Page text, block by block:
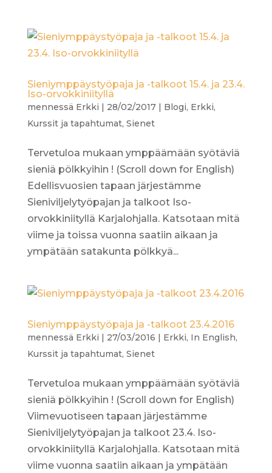
Sieniymppäystyöpaja ja -talkoot 15.4. ja 23.4.
Iso-orvokkiniityllä
mennessä Erkki | 28/02/2017| Blogi, Erkki,
Kurssit ja tapahtumat, Sienet
Tervetuloa mukaan ymppäämään syötäviä
sieniä pölkkyihin ! (Scroll down for English)
Edellisvuosien tapaan järjestämme
Sieniviljelytyöpajan ja talkoot Iso-
orvokkiniityllä Karjalohjalla. Katsotaan mitä
viime ja toissa vuonna saatiin aikaan ja
ympätään satakunta pölkkyä...
Sieniymppäystyöpaja ja -talkoot 23.4.2016
mennessä Erkki | 27/03/2016 | Erkki, In English,
Kurssit ja tapahtumat, Sienet
Tervetuloa mukaan ymppäämään syötäviä
sieniä pölkkyihin ! (Scroll down for English)
Viimevuotiseen tapaan järjestämme
Sieniviljelytyöpajan ja talkoot 23.4. Iso-
orvokkiniityllä Karjalohjalla. Katsotaan mitä
viime vuonna saatiin aikaan ja ympätään